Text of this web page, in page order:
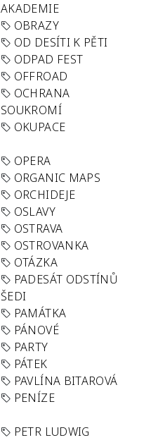
AKADEMIE
OBRAZY
OD DESÍTI K PĚTI
ODPAD FEST
OFFROAD
OCHRANA
SOUKROMÍ
OKUPACE
OPERA
ORGANIC MAPS
ORCHIDEJE
OSLAVY
OSTRAVA
OSTROVANKA
OTÁZKA
PADESÁT ODSTÍNŮ
ŠEDI
PAMÁTKA
PÁNOVÉ
PARTY
PÁTEK
PAVLÍNA BITAROVÁ
PENÍZE
PETR LUDWIG